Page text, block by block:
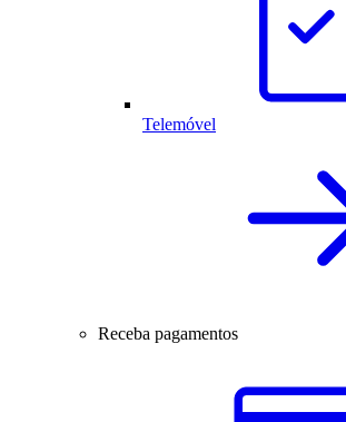
Telemóvel
Receba pagamentos